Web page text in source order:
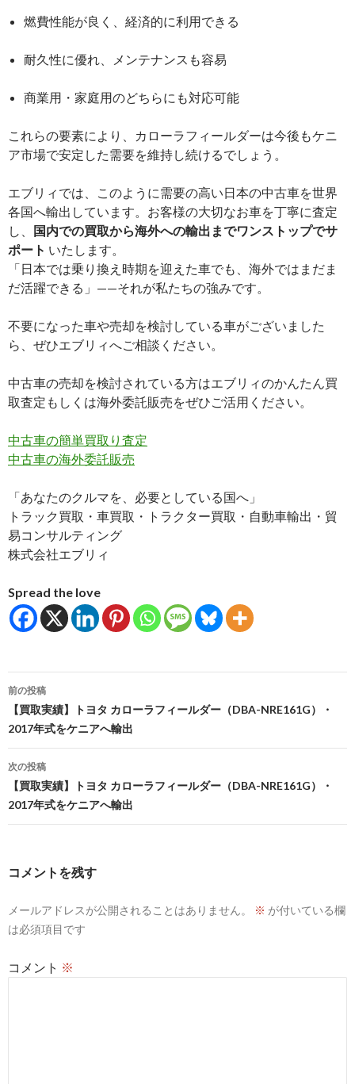
燃費性能が良く、経済的に利用できる
耐久性に優れ、メンテナンスも容易
商業用・家庭用のどちらにも対応可能
これらの要素により、カローラフィールダーは今後もケニ
ア市場で安定した需要を維持し続けるでしょう。
エブリィでは、このように需要の高い日本の中古車を世界
各国へ輸出しています。お客様の大切なお車を丁寧に査定
し、 国内での買取から海外への輸出までワンストップでサ
ポート いたします。
「日本では乗り換え時期を迎えた車でも、海外ではまだま
だ活躍できる」——それが私たちの強みです。
不要になった車や売却を検討している車がございました
ら、ぜひエブリィへご相談ください。
中古車の売却を検討されている方はエブリィのかんたん買
取査定もしくは海外委託販売をぜひご活用ください。
中古車の簡単買取り査定
中古車の海外委託販売
「あなたのクルマを、必要としている国へ」
トラック買取・車買取・トラクター買取・自動車輸出・貿
易コンサルティング
株式会社エブリィ
Spread the love
投
稿
ナ
ビ
ゲ
ー
ョ
ン
前の投稿
【買取実績】トヨタ カローラフィールダー（DBA-NRE161G）・
2017年式をケニアへ輸出
次の投稿
【買取実績】トヨタ カローラフィールダー（DBA-NRE161G）・
2017年式をケニアへ輸出
コメントを残す
メールアドレスが公開されることはありません。 ※ が付いている欄
は必須項目です
コメント ※